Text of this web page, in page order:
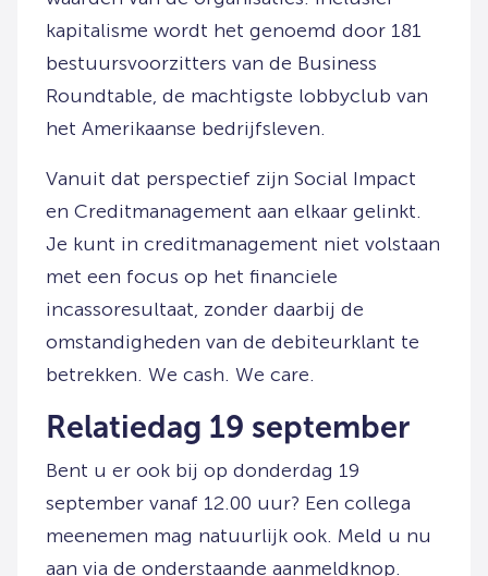
kapitalisme wordt het genoemd door 181
bestuursvoorzitters van de Business
Roundtable, de machtigste lobbyclub van
het Amerikaanse bedrijfsleven.
Vanuit dat perspectief zijn Social Impact
en Creditmanagement aan elkaar gelinkt.
Je kunt in creditmanagement niet volstaan
met een focus op het financiele
incassoresultaat, zonder daarbij de
omstandigheden van de debiteurklant te
betrekken. We cash. We care.
Relatiedag 19 september
Bent u er ook bij op donderdag 19
september vanaf 12.00 uur? Een collega
meenemen mag natuurlijk ook. Meld u nu
aan via de onderstaande aanmeldknop.